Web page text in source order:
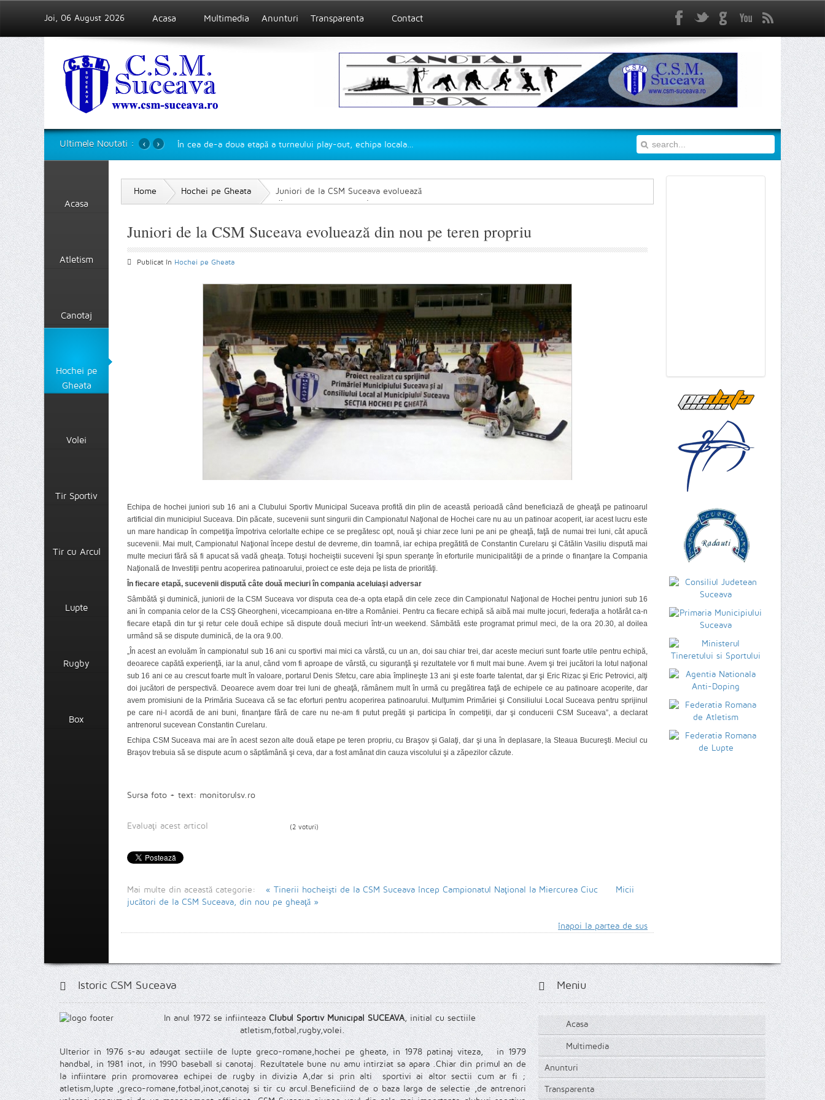
Joi, 06 August 2026 Acasa Multimedia Anunturi Transparenta Contact FacebookTwittergplusYoutube
Ultimele Noutati : În cea de-a doua etapă a turneului play-out, echipa locala…
›
‹
Acasa
Atletism
Canotaj
Hochei pe
Gheata
Volei
Tir Sportiv
Tir cu Arcul
Lupte
Rugby
Box
Home Hochei pe Gheata
Juniori de la CSM Suceava evoluează
din nou pe teren propriu
Juniori de la CSM Suceava evoluează din nou pe teren propriu
Publicat în Hochei pe Gheata
Echipa de hochei juniori sub 16 ani a Clubului Sportiv Municipal Suceava profită din plin de această perioadă când beneficiază de gheaţă pe patinoarul
artificial din municipiul Suceava. Din păcate, sucevenii sunt singurii din Campionatul Naţional de Hochei care nu au un patinoar acoperit, iar acest lucru este
un mare handicap în competiţia împotriva celorlalte echipe ce se pregătesc opt, nouă şi chiar zece luni pe ani pe gheaţă, faţă de numai trei luni, cât apucă
sucevenii. Mai mult, Campionatul Naţional începe destul de devreme, din toamnă, iar echipa pregătită de Constantin Curelaru şi Cătălin Vasiliu dispută mai
multe meciuri fără să fi apucat să vadă gheaţa. Totuşi hocheiştii suceveni îşi spun speranţe în eforturile municipalităţii de a prinde o finanţare la Compania
Naţională de Investiţii pentru acoperirea patinoarului, proiect ce este deja pe lista de priorităţi.
În fiecare etapă, sucevenii dispută câte două meciuri în compania aceluiaşi adversar
Sâmbătă şi duminică, juniorii de la CSM Suceava vor disputa cea de-a opta etapă din cele zece din Campionatul Naţional de Hochei pentru juniori sub 16
ani în compania celor de la CSŞ Gheorgheni, vicecampioana en-titre a României. Pentru ca fiecare echipă să aibă mai multe jocuri, federaţia a hotărât ca-n
fiecare etapă din tur şi retur cele două echipe să dispute două meciuri într-un weekend. Sâmbătă este programat primul meci, de la ora 20.30, al doilea
urmând să se dispute duminică, de la ora 9.00.
„În acest an evoluăm în campionatul sub 16 ani cu sportivi mai mici ca vârstă, cu un an, doi sau chiar trei, dar aceste meciuri sunt foarte utile pentru echipă,
deoarece capătă experienţă, iar la anul, când vom fi aproape de vârstă, cu siguranţă şi rezultatele vor fi mult mai bune. Avem şi trei jucători la lotul naţional
sub 16 ani ce au crescut foarte mult în valoare, portarul Denis Sfetcu, care abia împlineşte 13 ani şi este foarte talentat, dar şi Eric Rizac şi Eric Petrovici, alţi
doi jucători de perspectivă. Deoarece avem doar trei luni de gheaţă, rămânem mult în urmă cu pregătirea faţă de echipele ce au patinoare acoperite, dar
avem promisiuni de la Primăria Suceava că se fac eforturi pentru acoperirea patinoarului. Mulţumim Primăriei şi Consiliului Local Suceava pentru sprijinul
pe care ni-l acordă de ani buni, finanţare fără de care nu ne-am fi putut pregăti şi participa în competiţii, dar şi conducerii CSM Suceava”, a declarat
antrenorul sucevean Constantin Curelaru.
Echipa CSM Suceava mai are în acest sezon alte două etape pe teren propriu, cu Braşov şi Galaţi, dar şi una în deplasare, la Steaua Bucureşti. Meciul cu
Braşov trebuia să se dispute acum o săptămână şi ceva, dar a fost amânat din cauza viscolului şi a zăpezilor căzute.
Sursa foto + text: monitorulsv.ro
Evaluaţi acest articol (2 voturi)
Mai multe din această categorie: « Tinerii hocheişti de la CSM Suceava încep Campionatul Naţional la Miercurea Ciuc
Micii
jucători de la CSM Suceava, din nou pe gheaţă »
înapoi la partea de sus
Istoric CSM Suceava
In anul 1972 se infiinteazaClubul Sportiv Municipal SUCEAVA, initial cu sectiile
atletism,fotbal,rugby,volei.
Ulterior in 1976 s-au adaugat sectiile de lupte greco-romane,hochei pe gheata, in 1978 patinaj viteza, in 1979
handbal, in 1981 inot, in 1990 baseball si canotaj. Rezultatele bune nu amu intirziat sa apara .Chiar din primul an de
la infiintare prin promovarea echipei de rugby in divizia A,dar si prin alti sportivi ai altor sectii cum ar fi ;
atletism,lupte ,greco-romane,fotbal,inot,canotaj si tir cu arcul.Beneficiind de o baza larga de selectie ,de antrenori
Meniu
Acasa
Multimedia
Anunturi
Transparenta